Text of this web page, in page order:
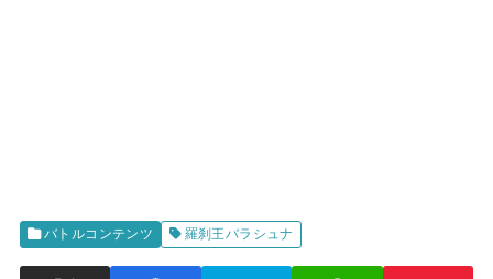
バトルコンテンツ 羅刹王バラシュナ